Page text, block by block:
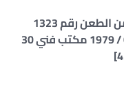
[النقض المدني – الفقرة رقم 4 من الطعن رقم 1323
لسنــة 48 ق – تاريخ الجلسة 23 / 05 / 1979 مكتب فني 30